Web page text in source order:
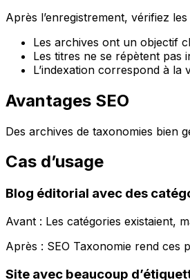
Après l’enregistrement, vérifiez
Les archives ont un objectif
Les titres ne se répètent pas
L’indexation correspond à la
Avantages SEO
Des archives de taxonomies bien
Cas d’usage
Blog éditorial avec des
Avant : Les catégories existaient,
Après : SEO Taxonomie rend ces
Site avec beaucoup